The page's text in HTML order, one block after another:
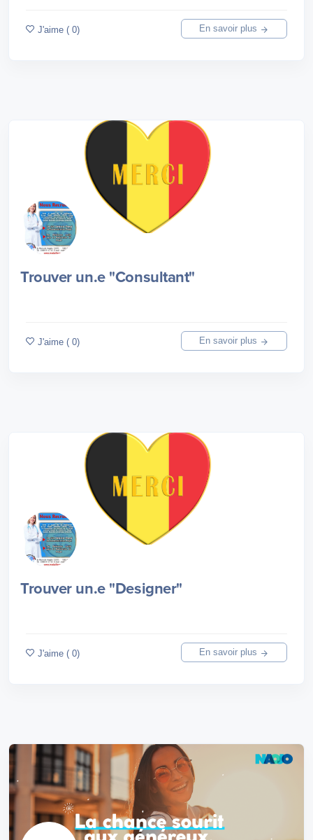
J'aime ( 0) En savoir plus
Trouver un.e "Consultant"
J'aime ( 0) En savoir plus
Trouver un.e "Designer"
J'aime ( 0) En savoir plus